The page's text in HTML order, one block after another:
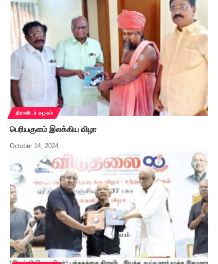
திராவிடர் கழகம்
பெரியகுளம் இலக்கிய விழா
October 14, 2024